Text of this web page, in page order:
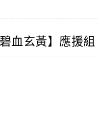
血玄黃】應援組